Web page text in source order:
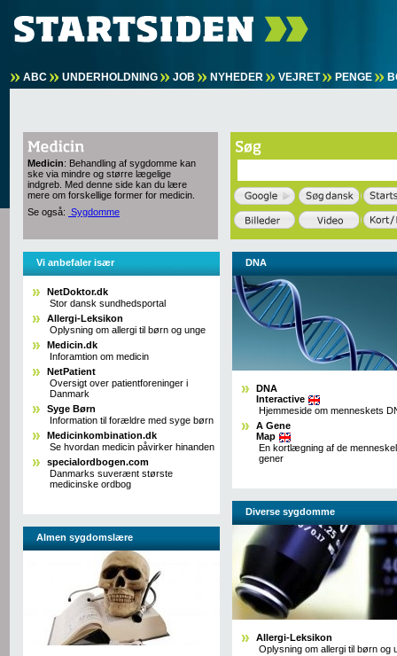
ABC UNDERHOLDNING JOB NYHEDER VEJRET PENGE
Medicin: Behandling af sygdomme kan
ske via mindre og større lægelige
indgreb. Med denne side kan du lære
mere om forskellige former for medicin.
Se også: Sygdomme
Vi anbefaler især
NetDoktor.dk
Stor dansk sundhedsportal
Allergi-Leksikon
Oplysning om allergi til børn og unge
Medicin.dk
Inforamtion om medicin
NetPatient
Oversigt over patientforeninger i
Danmark
Syge Børn
Information til forældre med syge børn
Medicinkombination.dk
Se hvordan medicin påvirker hinanden
specialordbogen.com
Danmarks suverænt største
medicinske ordbog
Almen sygdomslære
DNA
DNA
Interactive
Hjemmeside om menneskets
A Gene
Map
En kortlægning af de
gener
Diverse sygdomme
Allergi-Leksikon
Oplysning om allergi til børn og